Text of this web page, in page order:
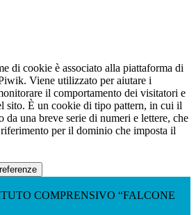
di cookie è associato alla piattaforma di
Viene utilizzato per aiutare i
il comportamento dei visitatori e
sito. È un cookie di tipo pattern, in cui il
da una breve serie di numeri e lettere, che
per il dominio che imposta il
COMPRENSIVO “FALCONE